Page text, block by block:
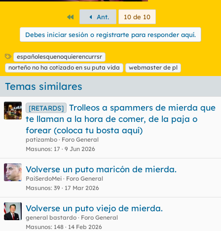
PrimeroAnt. 10 de 10
Debes iniciar sesión o registrarte para responder aquí.
E
t
i
u
e
t
a
españolesquenoquierencurrsr
norteño no ha cotizado en su puta vida
webmaster de pl
Temas similares
[RETARDS]
Trolleos a spammers de mierda que
te llaman a la hora de comer, de la paja o
forear (coloca tu bosta aquí)
patizambo
Foro General
Masunos 17 9 Jun 2026
Volverse un puto maricón de mierda.
PaiSerdoMei
Foro General
Masunos 39 17 Mar 2026
Volverse un puto viejo de mierda.
general bastardo
Foro General
Masunos 148 14 Feb 2026